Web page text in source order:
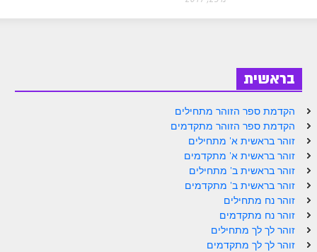
ספר הזוהר בראשית א' מתקדמים
ספר הזוהר נח מתחילים
ספר הזוהר נח מתקדמים
ספר הזוהר לך לך מתחילים
ספר הזוהר לך לך מתקדמים
ספר הזוהר וירא מתחילים
ספר הזוהר וירא מתקדמים
ספר הזוהר חיי שרה מתחילים
בראשית
הקדמת ספר הזוהר מתחילים
הקדמת ספר הזוהר מתקדמים
זוהר בראשית א' מתחילים
זוהר בראשית א' מתקדמים
זוהר בראשית ב' מתחילים
זוהר בראשית ב' מתקדמים
זוהר נח מתחילים
זוהר נח מתקדמים
זוהר לך לך מתחילים
זוהר לך לך מתקדמים